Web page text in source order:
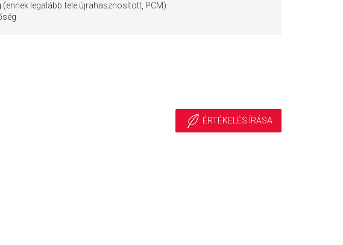
(ennek legalább fele újrahasznosított, PCM)
ÉRTÉKELÉS ÍRÁSA